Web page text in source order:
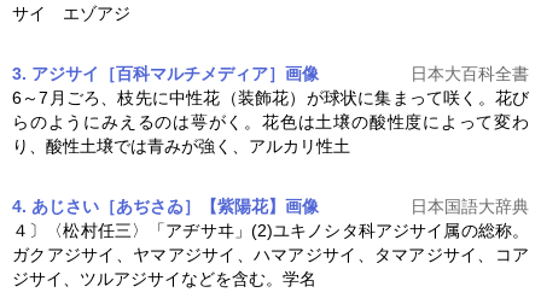
サイ
エゾアジ
3. アジサイ［百科マルチメディア］ 画像
日本大百科全書
6～7月ごろ、枝先に中性花（装飾花）が球状に集まって咲く。花び
らのようにみえるのは萼がく。花色は土壌の酸性度によって変わ
り、酸性土壌では青みが強く、アルカリ性土
4. あじさい［あぢさゐ］【紫陽花】 画像
日本国語大辞典
４〕〈松村任三〉「アヂサヰ」(2)ユキノシタ科アジサイ 属の総称。
ガク アジサイ 、ヤマアジサイ 、ハマアジサイ 、タマアジサイ 、コア
ジサイ
、ツルアジサイなどを含む。学名